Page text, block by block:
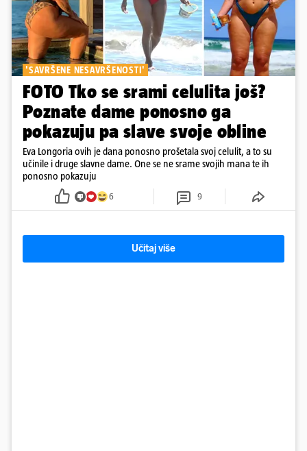
'SAVRŠENE NESAVRŠENOSTI'
FOTO Tko se srami celulita još?
Poznate dame ponosno ga
pokazuju pa slave svoje obline
Eva Longoria ovih je dana ponosno prošetala svoj celulit, a to su
učinile i druge slavne dame. One se ne srame svojih mana te ih
ponosno pokazuju
6 9
Učitaj više